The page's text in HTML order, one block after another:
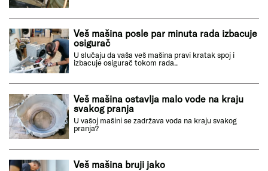
Veš mašina posle par minuta rada izbacuje
osigurač
U slučaju da vaša veš mašina pravi kratak spoj i
izbacuje osigurač tokom rada..
Veš mašina ostavlja malo vode na kraju
svakog pranja
U vašoj mašini se zadržava voda na kraju svakog
pranja?
Veš mašina bruji jako